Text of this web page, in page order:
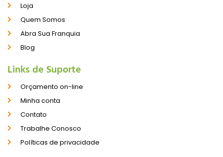
Loja
Quem Somos
Abra Sua Franquia
Blog
Links de Suporte
Orçamento on-line
Minha conta
Contato
Trabalhe Conosco
Políticas de privacidade